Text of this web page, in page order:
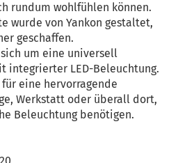
rundum wohlfühlen können.
wurde von Yankon gestaltet,
geschaffen.
um eine universell
integrierter LED-Beleuchtung.
für eine hervorragende
Werkstatt oder überall dort,
Beleuchtung benötigen.